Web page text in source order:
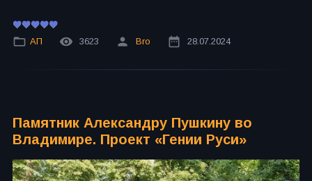
АП 3623 Bro 28.07.2024
Памятник Александру Пушкину во
Владимире. Проект «Гении Руси»